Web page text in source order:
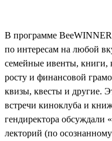
В программе
по интересам на любой
семейные ивенты, книги,
росту и финансовой
квизы, квесты и другие.
встречи киноклуба и
гендиректора
лекторий (по